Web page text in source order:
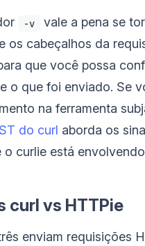
-v
vale a pena se
os cabeçalhos da
que você possa
o que foi enviado. Se
na ferramenta
do curl aborda os
o curlie está
curl vs HTTPie
enviam requisições